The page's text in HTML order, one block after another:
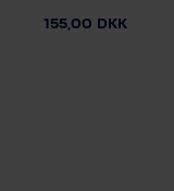
155,00 DKK